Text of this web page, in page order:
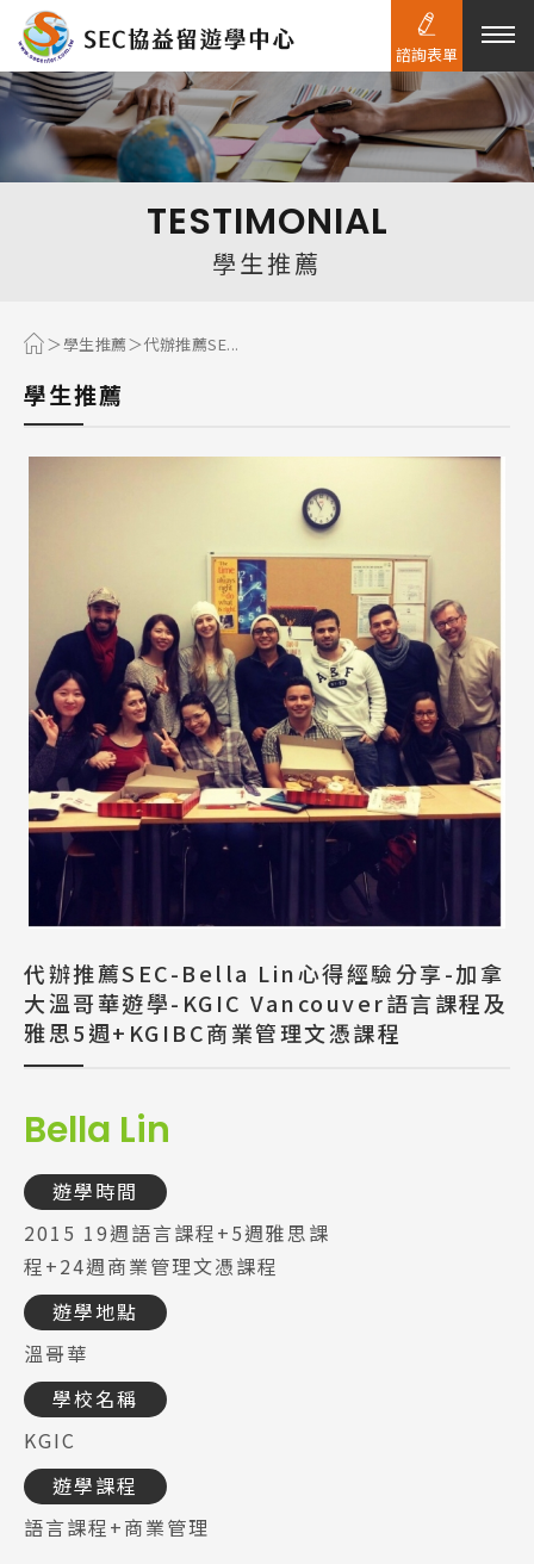
熱門搜尋：
TESTIMONIAL
學生推薦
學生推薦 代辦推薦SE...
學生推薦
代辦推薦SEC-Bella Lin心得經驗分享-加拿
大溫哥華遊學-KGIC Vancouver語言課程及
雅思5週+KGIBC商業管理文憑課程
Bella Lin
遊學時間
2015 19週語言課程+5週雅思課
程+24週商業管理文憑課程
遊學地點
溫哥華
學校名稱
KGIC
遊學課程
語言課程+商業管理
諮詢表單